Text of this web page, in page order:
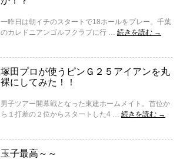
一昨日は朝イチのスタートで18ホールをプレー。千葉
のカレドニアンゴルフクラブに行 … 続きを読む →
塚田プロが使うピンＧ２５アイアンを丸
裸にしてみた！！
男子ツアー開幕戦となった東建ホームメイト。首位か
ら１打差の２位からスタートした4 … 続きを読む →
玉子最高～～